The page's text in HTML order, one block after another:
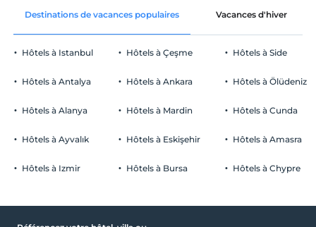
Destinations de vacances populaires Vacances d'hiver
Hôtels à Istanbul
Hôtels à Antalya
Hôtels à Alanya
Hôtels à Ayvalık
Hôtels à Izmir
Hôtels à Çeşme
Hôtels à Ankara
Hôtels à Mardin
Hôtels à Eskişehir
Hôtels à Bursa
Hôtels à Side
Hôtels à Ölüdeniz
Hôtels à Cunda
Hôtels à Amasra
Hôtels à Chypre